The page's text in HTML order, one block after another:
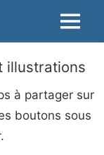
Menu
illustrations
à partager sur
boutons sous